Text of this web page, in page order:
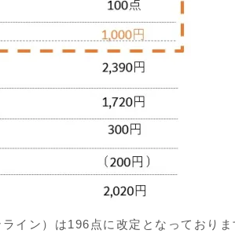
イン）は196点に改定となっておりま